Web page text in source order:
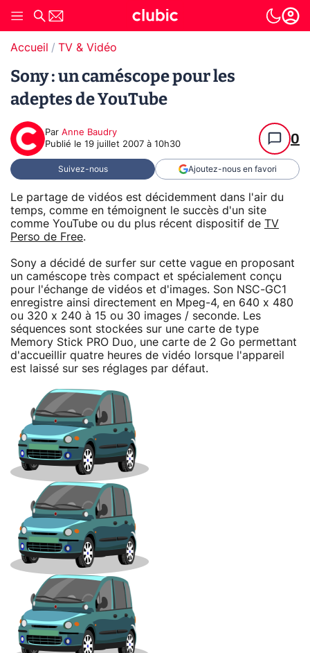
Accueil TV & Vidéo
Sony : un caméscope pour les
adeptes de YouTube
Par Anne Baudry
Publié le 19 juillet 2007 à 10h30 0
Suivez-nous Ajoutez-nous en favori
Le partage de vidéos est décidemment dans l'air du
temps, comme en témoignent le succès d'un site
comme YouTube ou du plus récent dispositif de TV
Perso de Free.
Sony a décidé de surfer sur cette vague en proposant
un caméscope très compact et spécialement conçu
pour l'échange de vidéos et d'images. Son NSC-GC1
enregistre ainsi directement en Mpeg-4, en 640 x 480
ou 320 x 240 à 15 ou 30 images / seconde. Les
séquences sont stockées sur une carte de type
Memory Stick PRO Duo, une carte de 2 Go permettant
d'accueillir quatre heures de vidéo lorsque l'appareil
est laissé sur ses réglages par défaut.